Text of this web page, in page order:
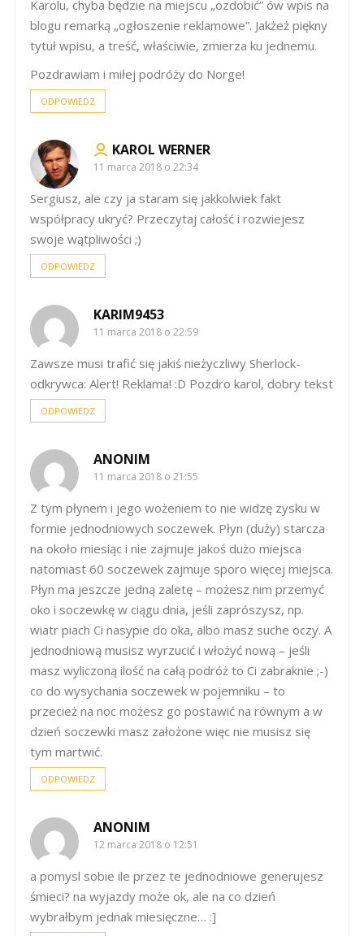
Karolu, chyba będzie na miejscu „ozdobić” ów wpis na
blogu remarką „ogłoszenie reklamowe”. Jakżeż piękny
tytuł wpisu, a treść, właściwie, zmierza ku jednemu.
Pozdrawiam i miłej podróży do Norge!
ODPOWIEDZ
KAROL WERNER
11 marca 2018 o 22:34
Sergiusz, ale czy ja staram się jakkolwiek fakt
współpracy ukryć? Przeczytaj całość i rozwiejesz
swoje wątpliwości ;)
ODPOWIEDZ
KARIM9453
11 marca 2018 o 22:59
Zawsze musi trafić się jakiś nieżyczliwy Sherlock-
odkrywca: Alert! Reklama! :D Pozdro karol, dobry tekst
ODPOWIEDZ
ANONIM
11 marca 2018 o 21:55
Z tym płynem i jego wożeniem to nie widzę zysku w
formie jednodniowych soczewek. Płyn (duży) starcza
na około miesiąc i nie zajmuje jakoś dużo miejsca
natomiast 60 soczewek zajmuje sporo więcej miejsca.
Płyn ma jeszcze jedną zaletę – możesz nim przemyć
oko i soczewkę w ciągu dnia, jeśli zaprószysz, np.
wiatr piach Ci nasypie do oka, albo masz suche oczy. A
jednodniową musisz wyrzucić i włożyć nową – jeśli
masz wyliczoną ilość na całą podróż to Ci zabraknie ;-)
co do wysychania soczewek w pojemniku – to
przecież na noc możesz go postawić na równym a w
dzień soczewki masz założone więc nie musisz się
tym martwić.
ODPOWIEDZ
ANONIM
12 marca 2018 o 12:51
a pomysl sobie ile przez te jednodniowe generujesz
śmieci? na wyjazdy może ok, ale na co dzień
wybrałbym jednak miesięczne… :]